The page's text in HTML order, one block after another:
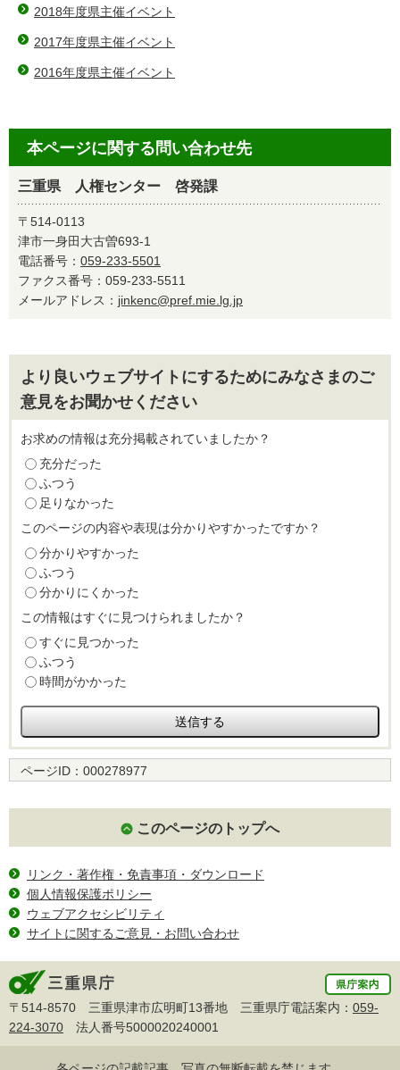
2018年度県主催イベント
2017年度県主催イベント
2016年度県主催イベント
本ページに関する問い合わせ先
三重県 人権センター 啓発課
〒514-0113
津市一身田大古曽693-1
電話番号： 059-233-5501
ファクス番号：059-233-5511
メールアドレス： jinkenc@pref.mie.lg.jp
より良いウェブサイトにするためにみなさまのご
意見をお聞かせください
お求めの情報は充分掲載されていましたか？
充分だった
ふつう
足りなかった
このページの内容や表現は分かりやすかったですか？
分かりやすかった
ふつう
分かりにくかった
この情報はすぐに見つけられましたか？
すぐに見つかった
ふつう
時間がかかった
ページID： 000278977
このページのトップへ
リンク・著作権・免責事項・ダウンロード
個人情報保護ポリシー
ウェブアクセシビリティ
サイトに関するご意見・お問い合わせ
〒514-8570 三重県津市広明町13番地 三重県庁電話案内： 059-
224-3070 法人番号5000020240001